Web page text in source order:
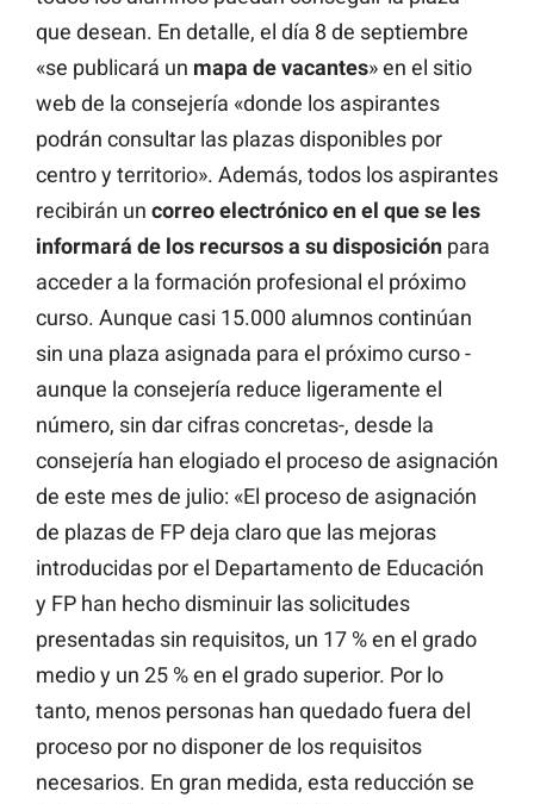
que desean. En detalle, el día 8 de septiembre
«se publicará un mapa de vacantes» en el sitio
web de la consejería «donde los aspirantes
podrán consultar las plazas disponibles por
centro y territorio». Además, todos los aspirantes
recibirán un correo electrónico en el que se les
informará de los recursos a su disposición para
acceder a la formación profesional el próximo
curso. Aunque casi 15.000 alumnos continúan
sin una plaza asignada para el próximo curso -
aunque la consejería reduce ligeramente el
número, sin dar cifras concretas-, desde la
consejería han elogiado el proceso de asignación
de este mes de julio: «El proceso de asignación
de plazas de FP deja claro que las mejoras
introducidas por el Departamento de Educación
y FP han hecho disminuir las solicitudes
presentadas sin requisitos, un 17 % en el grado
medio y un 25 % en el grado superior. Por lo
tanto, menos personas han quedado fuera del
proceso por no disponer de los requisitos
necesarios. En gran medida, esta reducción se